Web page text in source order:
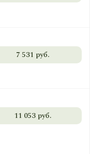
7 531 руб.
11 053 руб.